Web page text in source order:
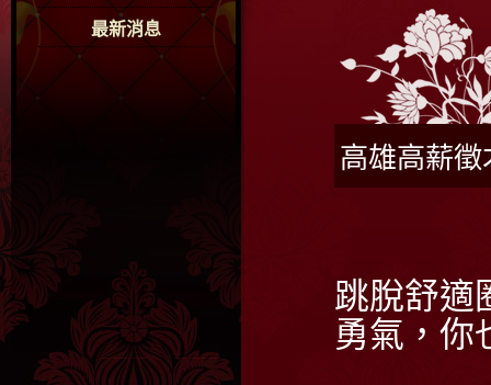
最新消息
高雄高薪
跳脫舒適
勇氣，你